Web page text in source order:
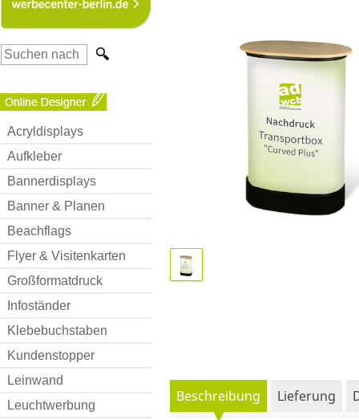
Acryldisplays
Aufkleber
Bannerdisplays
Banner & Planen
Beachflags
Flyer & Visitenkarten
Großformatdruck
Infoständer
Klebebuchstaben
Kundenstopper
Leinwand
Leuchtwerbung
Beschreibung Lieferung